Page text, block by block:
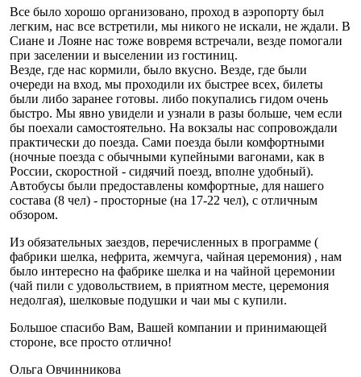
Все было хорошо организовано, проход в аэропорту был
легким, нас все встретили, мы никого не искали, не ждали. В
Сиане и Лояне нас тоже вовремя встречали, везде помогали
при заселении и выселении из гостиниц.
Везде, где нас кормили, было вкусно. Везде, где были
очереди на вход, мы проходили их быстрее всех, билеты
были либо заранее готовы. либо покупались гидом очень
быстро. Мы явно увидели и узнали в разы больше, чем если
бы поехали самостоятельно. На вокзалы нас сопровождали
практически до поезда. Сами поезда были комфортными
(ночные поезда с обычными купейными вагонами, как в
России, скоростной - сидячий поезд, вполне удобный).
Автобусы были предоставлены комфортные, для нашего
состава (8 чел) - просторные (на 17-22 чел), с отличным
обзором.
Из обязательных заездов, перечисленных в программе (
фабрики шелка, нефрита, жемчуга, чайная церемония) , нам
было интересно на фабрике шелка и на чайной церемонии
(чай пили с удовольствием, в приятном месте, церемония
недолгая), шелковые подушки и чаи мы с купили.
Большое спасибо Вам, Вашей компании и принимающей
стороне, все просто отлично!
Ольга Овчинникова